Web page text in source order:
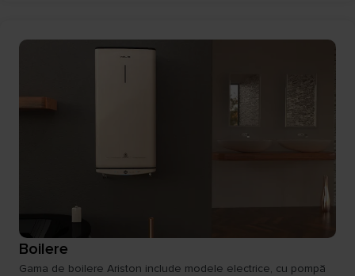
Boilere
Gama de boilere Ariston include modele electrice, cu pompă